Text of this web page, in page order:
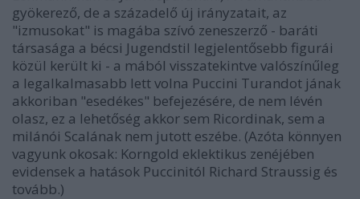
gyökerező, de a századelő új irányzatait, az
"izmusokat" is magába szívó zeneszerző - baráti
társasága a bécsi Jugendstil legjelentősebb figurái
közül került ki - a mából visszatekintve valószínűleg
a legalkalmasabb lett volna Puccini Turandot jának
akkoriban "esedékes" befejezésére, de nem lévén
olasz, ez a lehetőség akkor sem Ricordinak, sem a
milánói Scalának nem jutott eszébe. (Azóta könnyen
vagyunk okosak: Korngold eklektikus zenéjében
evidensek a hatások Puccinitól Richard Straussig és
tovább.)